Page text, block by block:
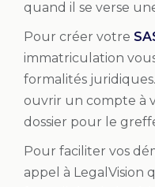
quand il se verse
Pour créer votre
immatriculation
formalités
ouvrir un compte à
dossier pour le
Pour faciliter vos
appel à LegalVision